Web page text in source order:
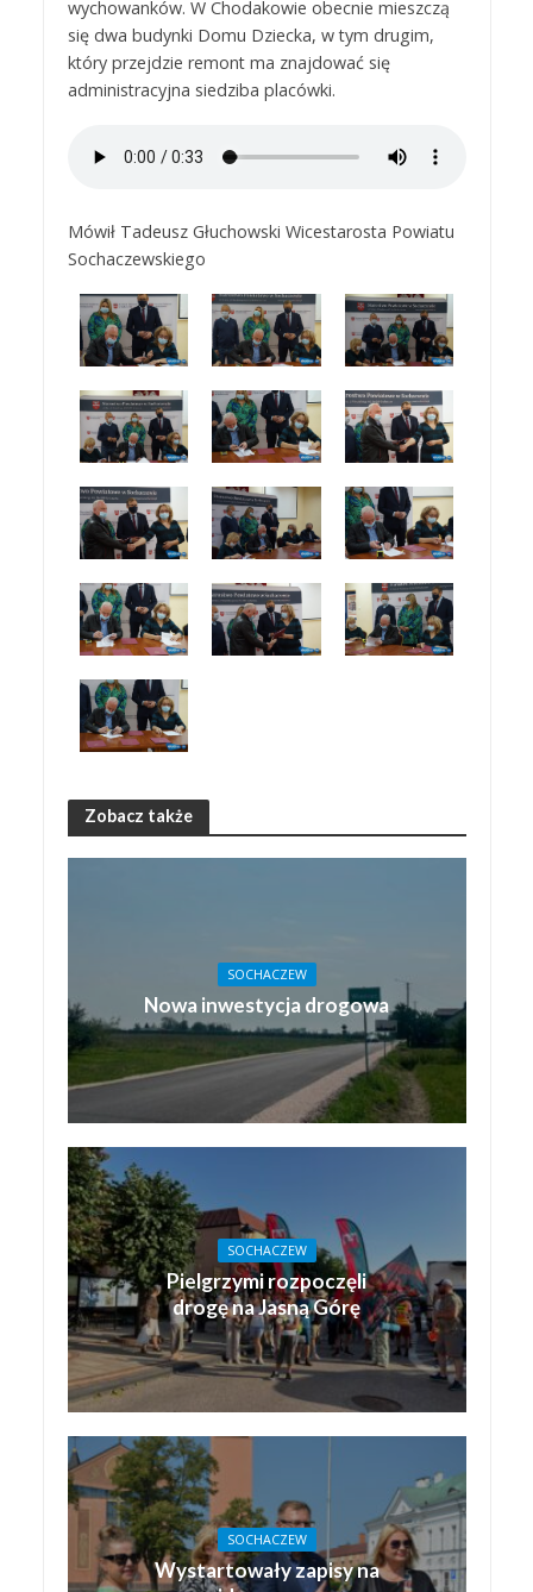
wychowanków. W Chodakowie obecnie mieszczą
się dwa budynki Domu Dziecka, w tym drugim,
który przejdzie remont ma znajdować się
administracyjna siedziba placówki.
Mówił Tadeusz Głuchowski Wicestarosta Powiatu
Sochaczewskiego
Zobacz także
SOCHACZEW
Nowa inwestycja drogowa
SOCHACZEW
Pielgrzymi rozpoczęli
drogę na Jasną Górę
SOCHACZEW
Wystartowały zapisy na